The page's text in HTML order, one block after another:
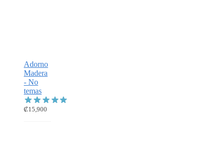
Adorno
Madera
- No
temas
₡15,900